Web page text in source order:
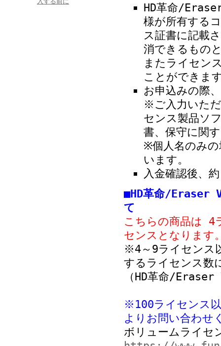
HD革命/
様が所有する
ス証書に記載
消できるもの
またライセン
ことができま
お申込みの際
※ご入力いた
センス製品ソ
書、保守に関
※個人名のみ
います。
入金確認後、
■HD革命/Eraser
て
こちらの商品は
センスとなります
※4～9ライセンス
するライセンス数
（HD革命/
※100ライセンス
よりお問い合わせ
ボリュームライセ